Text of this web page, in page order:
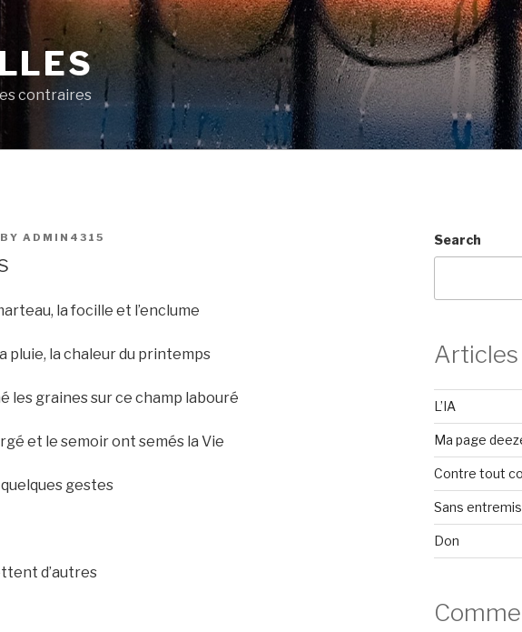
contraires
BY ADMIN4315
la focille et l’enclume
pluie, la chaleur du printemps
les graines sur ce champ labouré
et le semoir ont semés la Vie
quelques gestes
d’autres
Search
L’IA
Ma page
Contre tout
Sans
Don